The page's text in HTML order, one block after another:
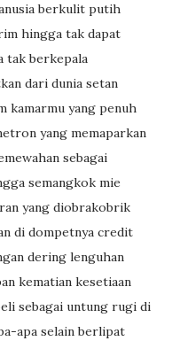
berkulit putih
hingga tak dapat
tak berkepala
dari dunia setan
kamarmu yang penuh
yang memaparkan
sebagai
semangkok mie
yang diobrakobrik
di dompetnya credit
dering lenguhan
kematian kesetiaan
sebagai untung rugi di
apa selain berlipat